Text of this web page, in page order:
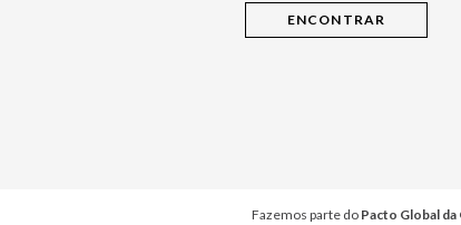
Fazemos parte do Pacto Global da